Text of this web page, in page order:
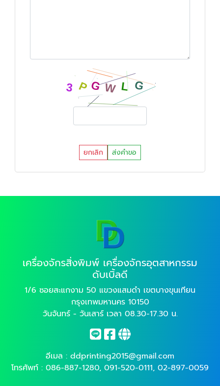
ยกเลิก ส่งคำขอ
เครื่องจักรสิ่งพิมพ์ เครื่องจักรอุตสาหกรรม
ดับเบิ้ลดี
1/6 ซอยสะแกงาม 50 แขวงแสมดำ เขตบางขุนเทียน
กรุงเทพมหานคร 10150
วันจันทร์ - วันเสาร์ เวลา 08.30-17.30 น.
อีเมล : ddprinting2015@gmail.com
โทรศัพท์ : 086-887-1280, 091-520-0111, 02-897-0059